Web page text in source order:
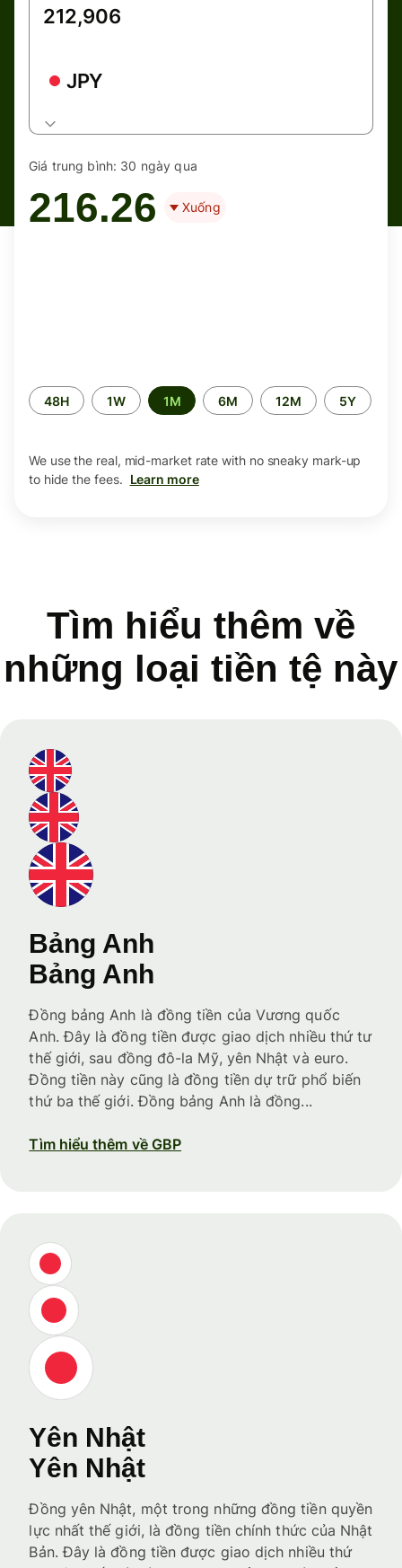
JPY
Giá trung bình: 30 ngày qua
216.26 Xuống
Time
period
48H 1W 1M 6M 12M 5Y
We use the real, mid-market rate with no sneaky mark-up
to hide the fees. Learn more
Tìm hiểu thêm về
những loại tiền tệ này
Bảng Anh
Bảng Anh
Đồng bảng Anh là đồng tiền của Vương quốc
Anh. Đây là đồng tiền được giao dịch nhiều thứ tư
thế giới, sau đồng đô-la Mỹ, yên Nhật và euro.
Đồng tiền này cũng là đồng tiền dự trữ phổ biến
thứ ba thế giới. Đồng bảng Anh là đồng...
Tìm hiểu thêm về GBP
Yên Nhật
Yên Nhật
Đồng yên Nhật, một trong những đồng tiền quyền
lực nhất thế giới, là đồng tiền chính thức của Nhật
Bản. Đây là đồng tiền được giao dịch nhiều thứ